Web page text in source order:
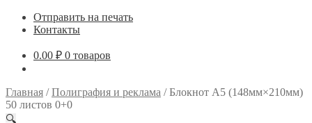
Отправить на печать
Контакты
0.00 ₽ 0 товаров
Главная /Полиграфия и реклама /Блокнот А5 (148мм×210мм)
50 листов 0+0
🔍